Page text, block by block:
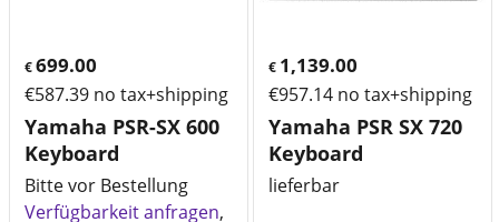
€699.00
€587.39 no tax+shipping
Yamaha PSR-SX 600
Keyboard
Bitte vor Bestellung
Verfügbarkeit anfragen,
€ 1,139.00
€957.14 no tax+shipping
Yamaha PSR SX 720
Keyboard
lieferbar